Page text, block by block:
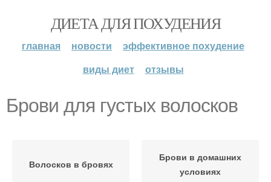
ДИЕТА ДЛЯ ПОХУДЕНИЯ
главная новости
эффективное похудение
виды диет
отзывы
Брови для густых волосков
Волосков в бровях
Брови в домашних
условиях